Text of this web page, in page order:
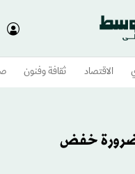
الاقتصاد ثقافة وفنون
ضرورة خفض